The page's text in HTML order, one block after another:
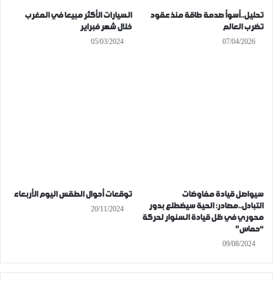
تحليل..أسوأ صدمة طاقة منذ عقود
تضرب العالم
07/04/2026
السيارات الأكثر مبيعا في المغرب
خلال شهر فبراير
05/03/2024
سيواصل قيادة مفاوضات
التبادل..مصادر: الحية سيضطلع بدور
محوري في ظل قيادة السنوار لحركة
“حماس”
09/08/2024
توقعات أحوال الطقس اليوم الأربعاء
20/11/2024